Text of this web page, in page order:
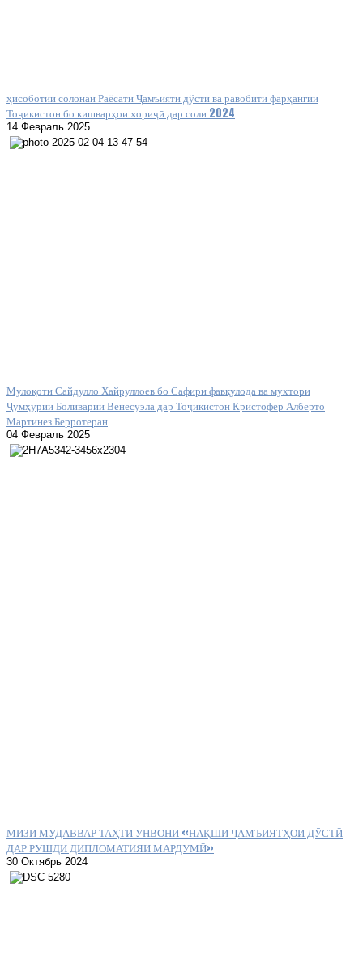
ҳисоботии солонаи Раёсати Ҷамъияти дўстӣ ва равобити фарҳангии
Тоҷикистон бо кишварҳои хориҷӣ дар соли 2024
14 Февраль 2025
Мулоқоти Сайдулло Хайруллоев бо Сафири фавқулода ва мухтори
Ҷумҳурии Боливарии Венесуэла дар Тоҷикистон Кристофер Алберто
Мартинез Берротеран
04 Февраль 2025
МИЗИ МУДАВВАР ТАҲТИ УНВОНИ «НАҚШИ ҶАМЪИЯТҲОИ ДӮСТӢ
ДАР РУШДИ ДИПЛОМАТИЯИ МАРДУМӢ»
30 Октябрь 2024